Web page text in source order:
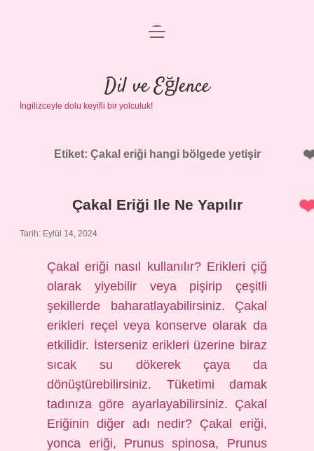
Anasayfa
Gizlilik Politikası
Yasal Uyarı
menüyü
Dil ve Eğlence
İngilizceyle dolu keyifli bir yolculuk!
Etiket: Çakal eriği hangi bölgede yetişir
Çakal Eriği Ile Ne Yapılır
Tarih: Eylül 14, 2024
Çakal eriği nasıl kullanılır? Erikleri çiğ
olarak yiyebilir veya pişirip çeşitli
şekillerde baharatlayabilirsiniz. Çakal
erikleri reçel veya konserve olarak da
etkilidir. İsterseniz erikleri üzerine biraz
sıcak su dökerek çaya da
dönüştürebilirsiniz. Tüketimi damak
tadınıza göre ayarlayabilirsiniz. Çakal
Eriğinin diğer adı nedir? Çakal eriği,
yonca eriği, Prunus spinosa, Prunus